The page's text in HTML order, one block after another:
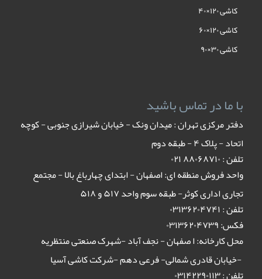
کاشی ۱۲۰×۴۰
کاشی ۱۲۰×۶۰
کاشی ۳۰×۹۰
با ما در تماس باشید
دفتر مرکزی تهران : میدان ونک - خیابان شیرازی جنوبی - کوچه
اتحاد - پلاک ۴ - طبقه دوم
تلفن : ٨٨٠۶٨٧١٠ ٠٢١
واحد فروش منطقه ای: اصفهان - ابتدای چهارباغ بالا - مجتمع
تجاری اداری کوثر- طبقه سوم واحد ۵۱۷ و ۵۱۸
تلفن : ۰۳۱۳۶۲۰۴۷۴۱
فکس: ۰۳۱۳۶۲۰۴۷۳۹
محل کارخانه: ا صفهان - نجف آباد -شهرک صنعتی منتظریه
-خیابان قادری شمالی- فرعی دهم -شرکت کاشی آسیا